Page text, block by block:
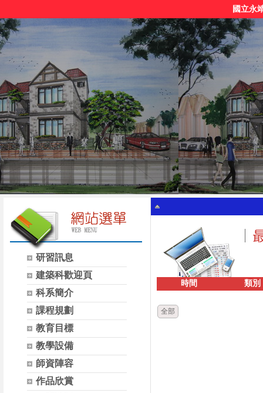
國立永
研習訊息
建築科歡迎頁
科系簡介
課程規劃
教育目標
教學設備
師資陣容
作品欣賞
時間 類別
全部